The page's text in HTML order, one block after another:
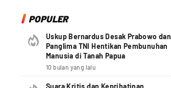
POPULER
Uskup Bernardus Desak Prabowo dan
Panglima TNI Hentikan Pembunuhan
Manusia di Tanah Papua
10 bulan yang lalu
Suara Kritis dan Keprihatinan